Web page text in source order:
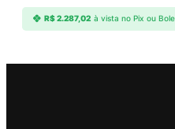
R$2.287,02 à vista no Pix ou